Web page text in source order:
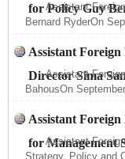
for Policy Guy
Assistant
Bernard RyderOn
Assistant
Director Sima
Assistant
BahousOn
Assistant
for Management
Assistant
Strategy, Policy and